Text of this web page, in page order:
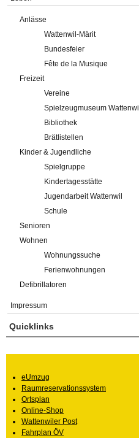
Anlässe
Wattenwil-Märit
Bundesfeier
Fête de la Musique
Freizeit
Vereine
Spielzeugmuseum Wattenwil
Bibliothek
Brätlistellen
Kinder & Jugendliche
Spielgruppe
Kindertagesstätte
Jugendarbeit Wattenwil
Schule
Senioren
Wohnen
Wohnungssuche
Ferienwohnungen
Defibrillatoren
Impressum
Quicklinks
eUmzug
Raumreservationssystem
Ortsplan
Online-Shop
Wattenwiler Post
Fahrplan ÖV